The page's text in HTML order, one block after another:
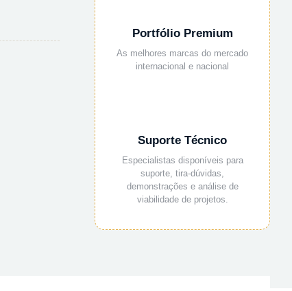
Portfólio Premium
As melhores marcas do mercado
internacional e nacional
Suporte Técnico
Especialistas disponíveis para
suporte, tira-dúvidas,
demonstrações e análise de
viabilidade de projetos.